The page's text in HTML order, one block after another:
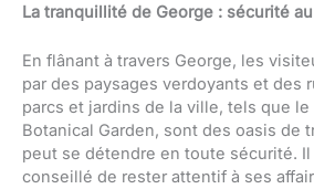
La tranquillité de George : sécurité
En flânant à travers George, les
par des paysages verdoyants et des
parcs et jardins de la ville, tels que le
Botanical Garden, sont des oasis de
peut se détendre en toute sécurité.
conseillé de rester attentif à ses